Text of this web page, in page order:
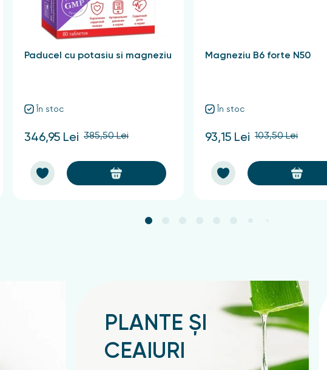
Paducel cu potasiu si magneziu
În stoc
346,95 Lei 385,50 Lei
Magneziu B6 forte N50
În stoc
93,15 Lei 103,50 Lei
PLANTE ȘI
CEAIURI